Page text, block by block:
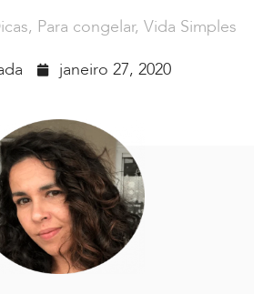
, Para congelar, Vida Simples
janeiro 27, 2020